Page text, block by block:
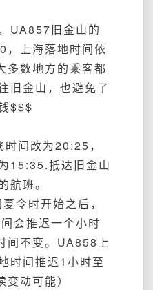
UA857旧金山的
上海落地时间依
多数地方的乘客都
旧金山，也避免了
$$$
间改为20:25，
15:35.抵达旧金山
航班。
令时开始之后，
会推迟一个小时
间不变。UA858上
时间推迟1小时至
动可能）